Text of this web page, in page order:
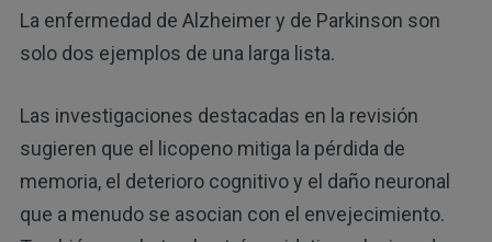
La enfermedad de Alzheimer y de Parkinson son
solo dos ejemplos de una larga lista.
Las investigaciones destacadas en la revisión
sugieren que el licopeno mitiga la pérdida de
memoria, el deterioro cognitivo y el daño neuronal
que a menudo se asocian con el envejecimiento.